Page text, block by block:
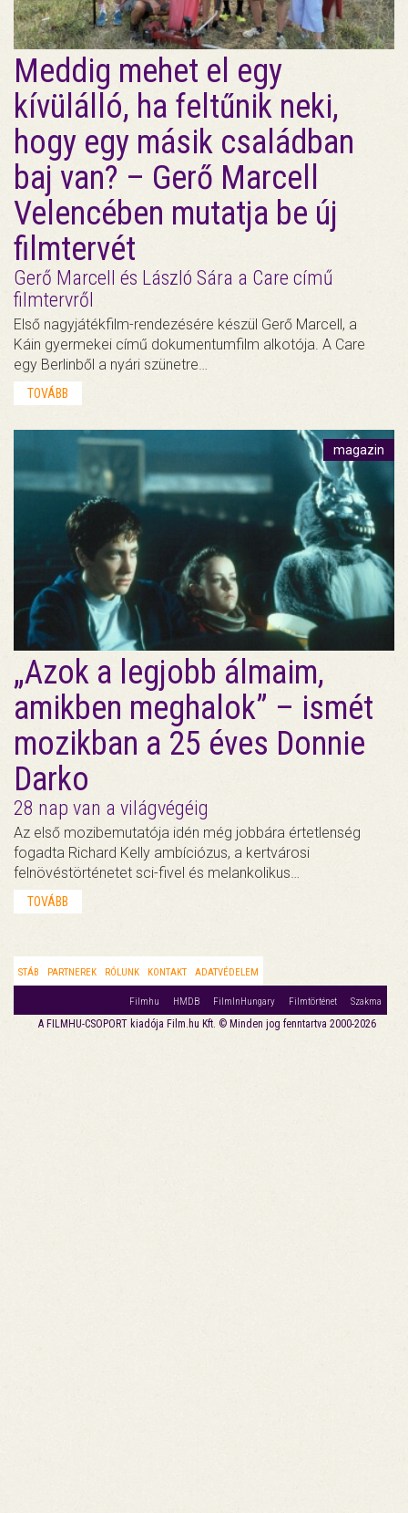
Meddig mehet el egy
kívülálló, ha feltűnik neki,
hogy egy másik családban
baj van? – Gerő Marcell
Velencében mutatja be új
filmtervét
Gerő Marcell és László Sára a Care című
filmtervről
Első nagyjátékfilm-rendezésére készül Gerő Marcell, a
Káin gyermekei című dokumentumfilm alkotója. A Care
egy Berlinből a nyári szünetre…
TOVÁBB
magazin
„Azok a legjobb álmaim,
amikben meghalok” – ismét
mozikban a 25 éves Donnie
Darko
28 nap van a világvégéig
Az első mozibemutatója idén még jobbára értetlenség
fogadta Richard Kelly ambíciózus, a kertvárosi
felnövéstörténetet sci-fivel és melankolikus…
TOVÁBB
STÁB PARTNEREK RÓLUNK KONTAKT ADATVÉDELEM
Filmhu HMDB FilmInHungary Filmtörténet Szakma
A FILMHU-CSOPORT kiadója Film.hu Kft. © Minden jog fenntartva 2000-2026